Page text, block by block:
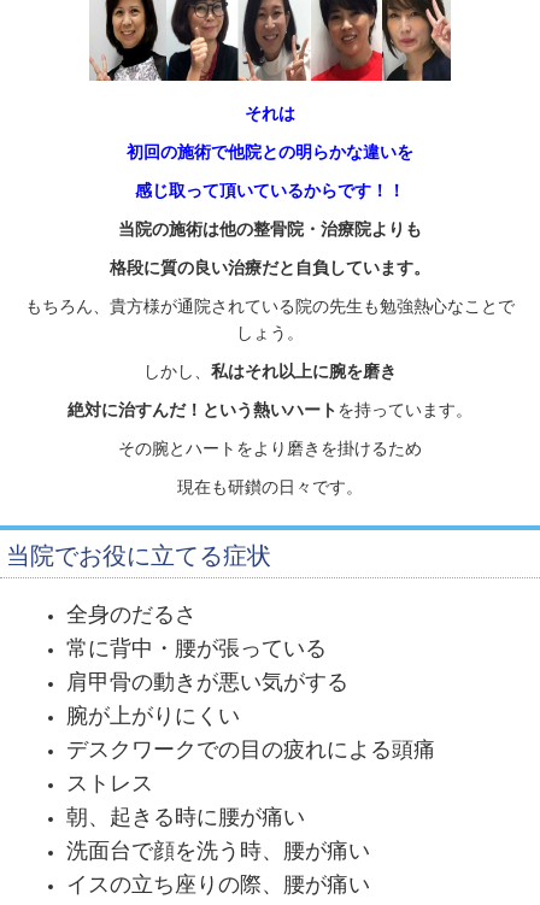
それは
初回の施術で他院との明らかな違いを
感じ取って頂いているからです！！
当院の施術は他の整骨院・治療院よりも
格段に質の良い治療だと自負しています。
もちろん、 貴方様が通院されている院の先生も勉強熱心なことで
しょう。
しかし、 私はそれ以上に腕を磨き
絶対に治すんだ！という熱いハートを持っています。
その腕とハートをより磨きを掛けるため
現在も研鑚の日々です。
当院でお役に立てる症状
全身のだるさ
常に背中・腰が張っている
肩甲骨の動きが悪い気がする
腕が上がりにくい
デスクワークでの目の疲れによる頭痛
ストレス
朝、起きる時に腰が痛い
洗面台で顔を洗う時、腰が痛い
イスの立ち座りの際、腰が痛い